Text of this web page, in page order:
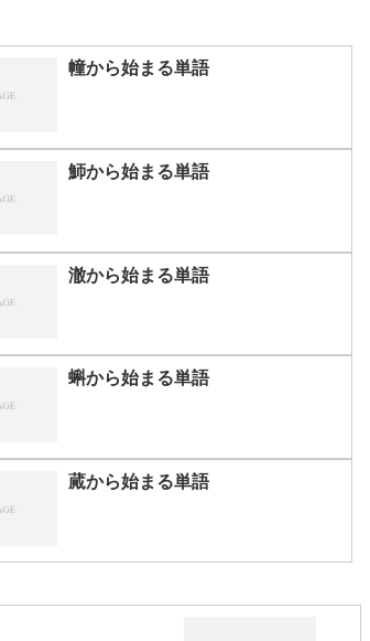
幢から始まる単語
魳から始まる単語
澈から始まる単語
蝌から始まる単語
蕆から始まる単語